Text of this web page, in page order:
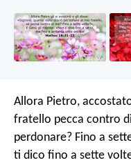
Allora Pietro,
fratello pecca contro
perdonare? Fino a
ti dico fino a sette